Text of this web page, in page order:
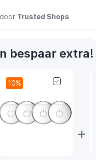
Trusted Shops
bespaar extra!
10%
+